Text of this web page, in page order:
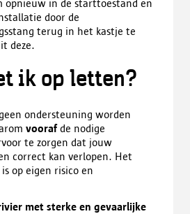
opnieuw in de starttoestand en
door de
terug in het kastje te
deze.
ik op letten?
ondersteuning worden
voorafde nodige
te zorgen dat jouw
correct kan verlopen. Het
op eigen risico en
met sterke en gevaarlijke